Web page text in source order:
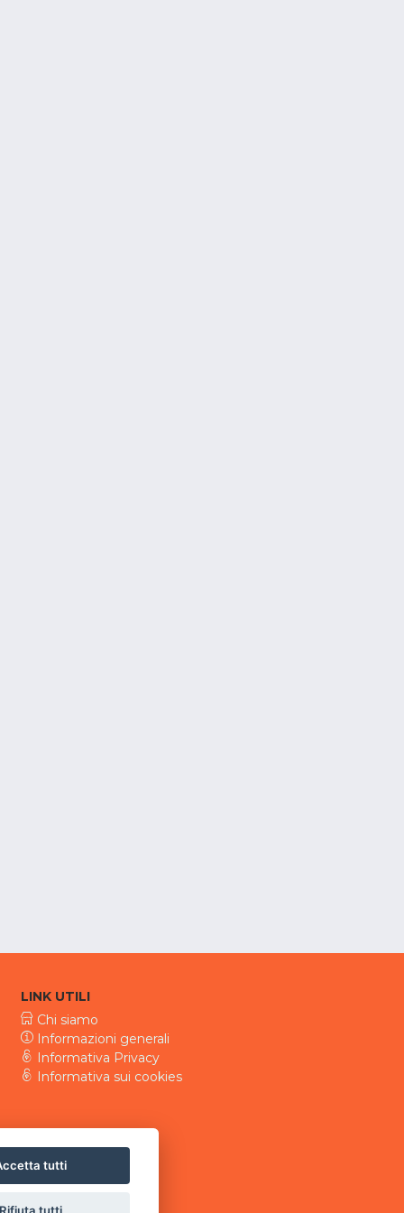
LINK UTILI
Chi siamo
Informazioni generali
Informativa Privacy
Informativa sui cookies
tutti
tutti